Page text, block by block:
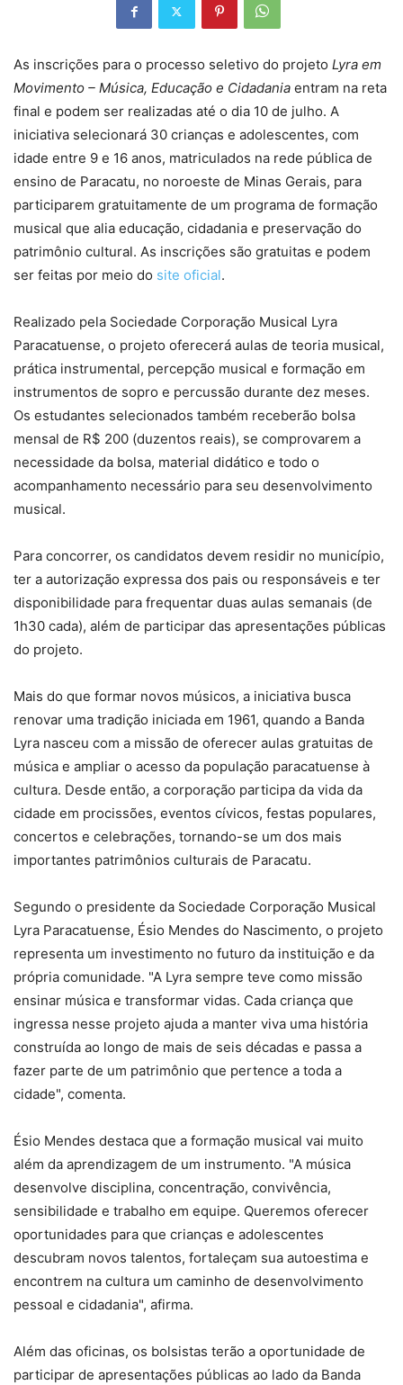
As inscrições para o processo seletivo do projeto Lyra em
Movimento – Música, Educação e Cidadania entram na reta
final e podem ser realizadas até o dia 10 de julho. A
iniciativa selecionará 30 crianças e adolescentes, com
idade entre 9 e 16 anos, matriculados na rede pública de
ensino de Paracatu, no noroeste de Minas Gerais, para
participarem gratuitamente de um programa de formação
musical que alia educação, cidadania e preservação do
patrimônio cultural. As inscrições são gratuitas e podem
ser feitas por meio do site oficial.
Realizado pela Sociedade Corporação Musical Lyra
Paracatuense, o projeto oferecerá aulas de teoria musical,
prática instrumental, percepção musical e formação em
instrumentos de sopro e percussão durante dez meses.
Os estudantes selecionados também receberão bolsa
mensal de R$ 200 (duzentos reais), se comprovarem a
necessidade da bolsa, material didático e todo o
acompanhamento necessário para seu desenvolvimento
musical.
Para concorrer, os candidatos devem residir no município,
ter a autorização expressa dos pais ou responsáveis e ter
disponibilidade para frequentar duas aulas semanais (de
1h30 cada), além de participar das apresentações públicas
do projeto.
Mais do que formar novos músicos, a iniciativa busca
renovar uma tradição iniciada em 1961, quando a Banda
Lyra nasceu com a missão de oferecer aulas gratuitas de
música e ampliar o acesso da população paracatuense à
cultura. Desde então, a corporação participa da vida da
cidade em procissões, eventos cívicos, festas populares,
concertos e celebrações, tornando-se um dos mais
importantes patrimônios culturais de Paracatu.
Segundo o presidente da Sociedade Corporação Musical
Lyra Paracatuense, Ésio Mendes do Nascimento, o projeto
representa um investimento no futuro da instituição e da
própria comunidade. "A Lyra sempre teve como missão
ensinar música e transformar vidas. Cada criança que
ingressa nesse projeto ajuda a manter viva uma história
construída ao longo de mais de seis décadas e passa a
fazer parte de um patrimônio que pertence a toda a
cidade", comenta.
Ésio Mendes destaca que a formação musical vai muito
além da aprendizagem de um instrumento. "A música
desenvolve disciplina, concentração, convivência,
sensibilidade e trabalho em equipe. Queremos oferecer
oportunidades para que crianças e adolescentes
descubram novos talentos, fortaleçam sua autoestima e
encontrem na cultura um caminho de desenvolvimento
pessoal e cidadania", afirma.
Além das oficinas, os bolsistas terão a oportunidade de
participar de apresentações públicas ao lado da Banda